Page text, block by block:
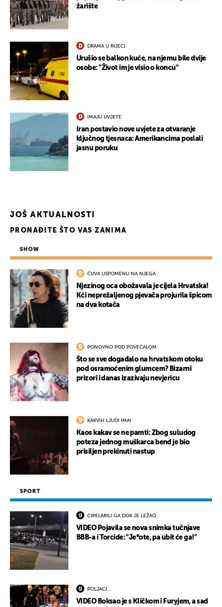
žarište
DRAMA U RIJECI
Urušio se balkon kuće, na njemu bile dvije
osobe: "Život im je visio o koncu"
IMAJU UVJETE
Iran postavio nove uvjete za otvaranje
ključnog tjesnaca: Amerikancima poslali
jasnu poruku
JOŠ AKTUALNOSTI
PRONAĐITE ŠTO VAS ZANIMA
SHOW
ČUVA USPOMENU NA NJEGA
Njezinog oca obožavala je cijela Hrvatska!
Kći neprežaljenog pjevača projurila špicom
na dva kotača
PONOVNO POD POVEĆALOM
Što se sve događalo na hrvatskom otoku
pod osramoćenim glumcem? Bizarni
prizori i danas izazivaju nevjericu
KAKVIH LJUDI IMA!
Kaos kakav se ne pamti: Zbog suludog
poteza jednog muškarca bend je bio
prisiljen prekinuti nastup
SPORT
CIPELARILI GA DOK JE LEŽAO
VIDEO Pojavila se nova snimka tučnjave
BBB-a i Torcide: "Je*ote, pa ubit će ga!"
POLJACI...
VIDEO Boksao je s Kličkom i Furyjem, a sad